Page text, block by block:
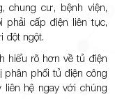
chung cư, bệnh viện,
phải cấp điện liên tục,
đột ngột.
hiểu rõ hơn về tủ điện
phối tủ điện công
liên hệ ngay với chúng